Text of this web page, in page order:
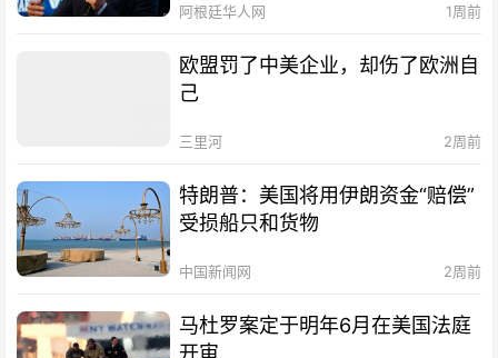
阿根廷华人网 1周前
欧盟罚了中美企业，却伤了欧洲自
己
三里河 2周前
特朗普：美国将用伊朗资金“赔偿”
受损船只和货物
中国新闻网 2周前
马杜罗案定于明年6月在美国法庭
开审